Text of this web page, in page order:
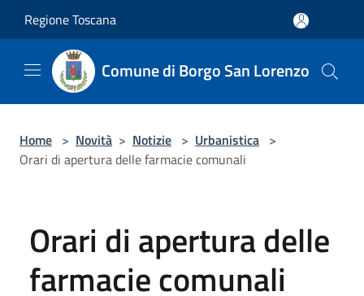
Regione Toscana
Comune di Borgo San Lorenzo
Home > Novità > Notizie > Urbanistica >
Orari di apertura delle farmacie comunali
Orari di apertura delle
farmacie comunali